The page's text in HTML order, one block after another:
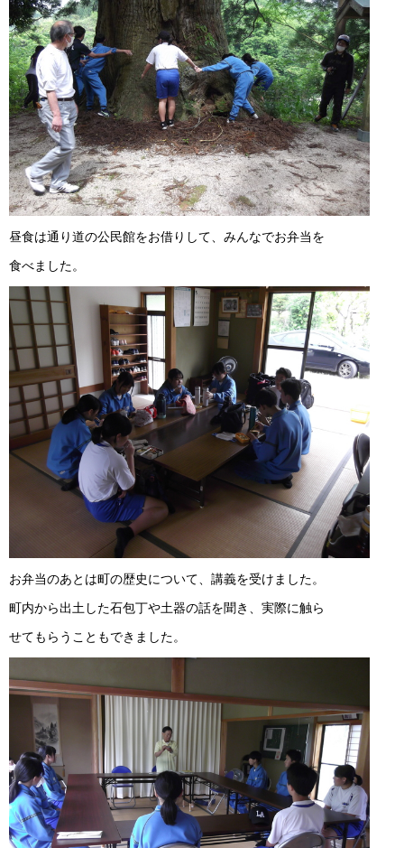
昼食は通り道の公民館をお借りして、みんなでお弁当を
食べました。
お弁当のあとは町の歴史について、講義を受けました。
町内から出土した石包丁や土器の話を聞き、実際に触ら
せてもらうこともできました。